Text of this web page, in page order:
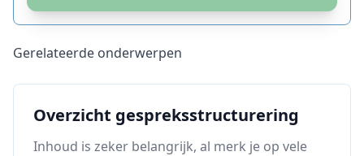
Gerelateerde onderwerpen
Overzicht gespreksstructurering
Inhoud is zeker belangrijk, al merk je op vele